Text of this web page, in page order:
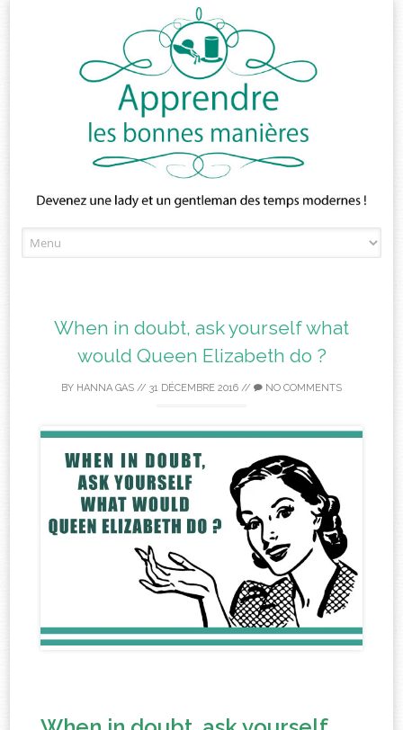
to
When in doubt, ask yourself what
would Queen Elizabeth do ?
BY HANNA GAS // 31 DÉCEMBRE 2016 // NO COMMENTS